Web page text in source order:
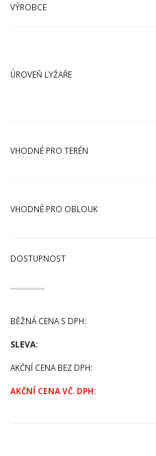
VÝROBCE
ÚROVEŇ LYŽAŘE
VHODNÉ PRO TERÉN
VHODNÉ PRO OBLOUK
DOSTUPNOST
BĚŽNÁ CENA S DPH:
SLEVA:
AKČNÍ CENA BEZ DPH:
AKČNÍ CENA VČ. DPH: